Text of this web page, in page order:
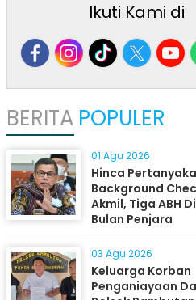
Ikuti Kami di
BERITA POPULER
01 Agu 2026
Hinca
Background
Akmil, Tiga ABH
Bulan Penjara
03 Agu 2026
Keluarga Korban
Penganiayaan